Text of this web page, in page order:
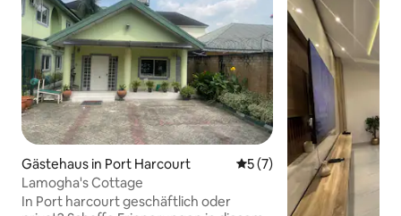
Gästehaus in Port Harcourt Durchschnittliche
5 (7)
Lamogha's Cottage
In Port harcourt geschäftlich oder